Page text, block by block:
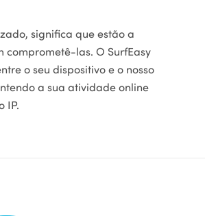
significa que estão a
comprometê-las. O SurfEasy
o seu dispositivo e o nosso
a sua atividade online
IP.